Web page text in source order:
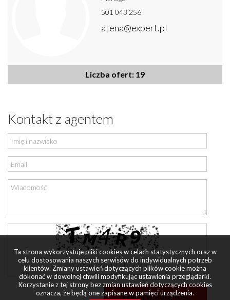
501 043 256
atena@expert.pl
Liczba ofert: 19
Kontakt z agentem
Ta strona wykorzystuje pliki cookies w celach statystycznych oraz w
celu dostosowania naszych serwisów do indywidualnych potrzeb
klientów. Zmiany ustawień dotyczących plików cookie można
dokonać w dowolnej chwili modyfikując ustawienia przeglądarki.
Korzystanie z tej strony bez zmian ustawień dotyczących cookies
oznacza, że będą one zapisane w pamięci urządzenia.